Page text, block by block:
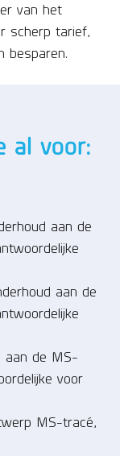
van het
scherp tarief,
besparen.
al voor:
aan de
aan de
aan de MS-
voor
MS-tracé,